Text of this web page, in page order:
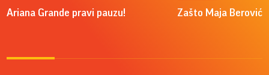
Ariana Grande pravi pauzu! Zašto Maja Berović